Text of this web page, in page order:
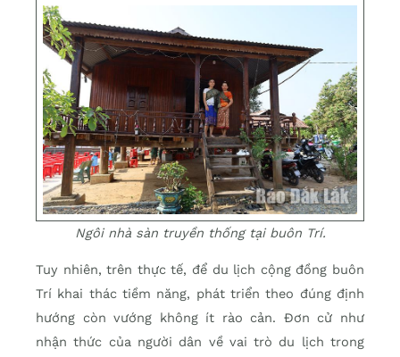
Ngôi nhà sàn truyền thống tại buôn Trí.
Tuy nhiên, trên thực tế, để du lịch cộng đồng buôn
Trí khai thác tiềm năng, phát triển theo đúng định
hướng còn vướng không ít rào cản. Đơn cử như
nhận thức của người dân về vai trò du lịch trong